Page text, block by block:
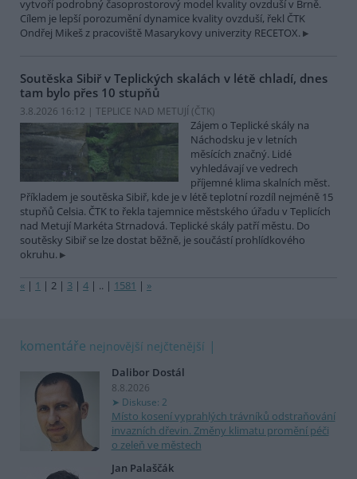
vytvoří podrobný časoprostorový model kvality ovzduší v Brně.
Cílem je lepší porozumění dynamice kvality ovzduší, řekl ČTK
Ondřej Mikeš z pracoviště Masarykovy univerzity RECETOX.
Soutěska Sibiř v Teplických skalách v létě chladí, dnes
tam bylo přes 10 stupňů
3.8.2026 16:12 | TEPLICE NAD METUJÍ (ČTK)
Zájem o Teplické skály na
Náchodsku je v letních
měsících značný. Lidé
vyhledávají ve vedrech
příjemné klima skalních měst.
Příkladem je soutěska Sibiř, kde je v létě teplotní rozdíl nejméně 15
stupňů Celsia. ČTK to řekla tajemnice městského úřadu v Teplicích
nad Metují Markéta Strnadová. Teplické skály patří městu. Do
soutěsky Sibiř se lze dostat běžně, je součástí prohlídkového
okruhu.
« | 1 | 2 | 3 | 4 | .. | 1581 | »
komentáře nejnovější nejčtenější
Dalibor Dostál
8.8.2026
Diskuse: 2
Místo kosení vyprahlých trávníků odstraňování
invazních dřevin. Změny klimatu promění péči
o zeleň ve městech
Jan Palaščák